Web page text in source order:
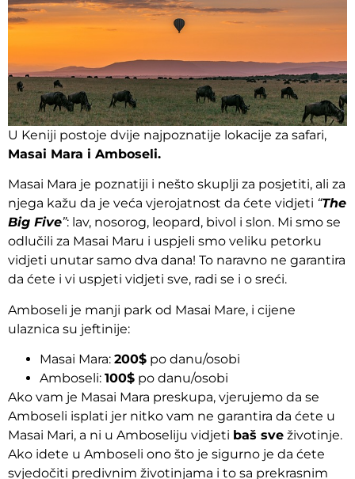
U Keniji postoje dvije najpoznatije lokacije za safari,
Masai Mara i Amboseli.
Masai Mara je poznatiji i nešto skuplji za posjetiti, ali za
njega kažu da je veća vjerojatnost da ćete vidjeti “The
Big Five”: lav, nosorog, leopard, bivol i slon. Mi smo se
odlučili za Masai Maru i uspjeli smo veliku petorku
vidjeti unutar samo dva dana! To naravno ne garantira
da ćete i vi uspjeti vidjeti sve, radi se i o sreći.
Amboseli je manji park od Masai Mare, i cijene
ulaznica su jeftinije:
Masai Mara: 200$ po danu/osobi
Amboseli: 100$ po danu/osobi
Ako vam je Masai Mara preskupa, vjerujemo da se
Amboseli isplati jer nitko vam ne garantira da ćete u
Masai Mari, a ni u Amboseliju vidjeti baš sve životinje.
Ako idete u Amboseli ono što je sigurno je da ćete
svjedočiti predivnim životinjama i to sa prekrasnim